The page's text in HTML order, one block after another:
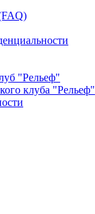
"Рельеф"
клуба "Рельеф"